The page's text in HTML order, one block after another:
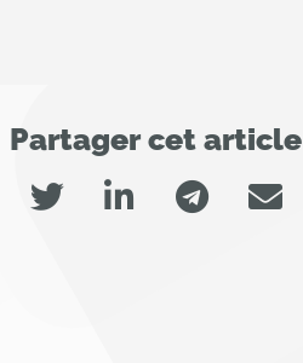
Partager cet article